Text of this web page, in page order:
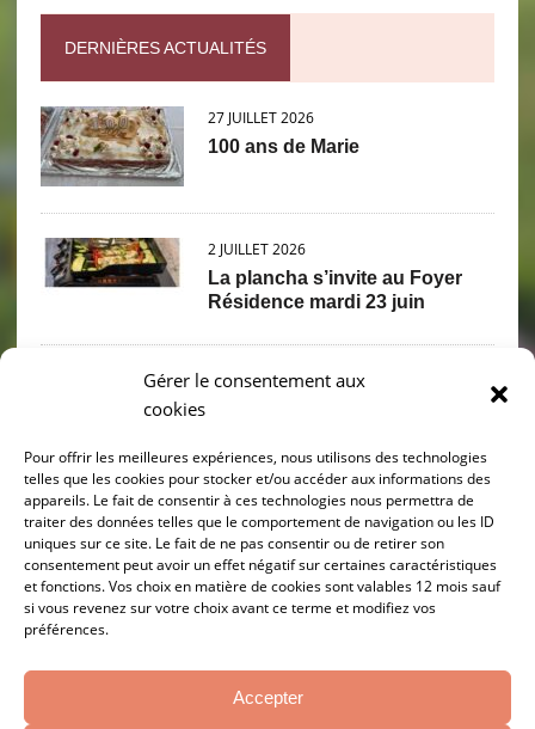
Gérer le consentement aux
cookies
Pour offrir les meilleures expériences, nous utilisons des technologies
telles que les cookies pour stocker et/ou accéder aux informations des
appareils. Le fait de consentir à ces technologies nous permettra de
traiter des données telles que le comportement de navigation ou les ID
uniques sur ce site. Le fait de ne pas consentir ou de retirer son
consentement peut avoir un effet négatif sur certaines caractéristiques
et fonctions. Vos choix en matière de cookies sont valables 12 mois sauf
si vous revenez sur votre choix avant ce terme et modifiez vos
préférences.
Accepter
DERNIÈRES ACTUALITÉS
27 JUILLET 2026
100 ans de Marie
2 JUILLET 2026
La plancha s’invite au Foyer
Résidence mardi 23 juin
2 JUILLET 2026
30 JUIN 2026
Sortie grenouilles 11 juin
Départ en retraite de Joelle
BOBILLON